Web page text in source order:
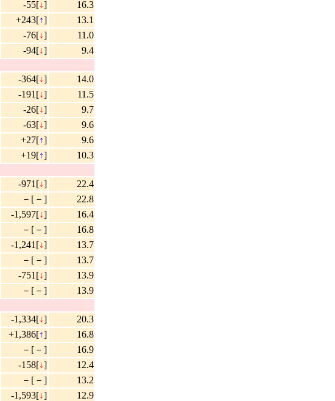
-55[↓]
16.3
+243[↑]
13.1
-76[↓]
11.0
-94[↓]
9.4
-364[↓]
14.0
-191[↓]
11.5
-26[↓]
9.7
-63[↓]
9.6
+27[↑]
9.6
+19[↑]
10.3
-971[↓]
22.4
－[－]
22.8
-1,597[↓]
16.4
－[－]
16.8
-1,241[↓]
13.7
－[－]
13.7
-751[↓]
13.9
－[－]
13.9
-1,334[↓]
20.3
+1,386[↑]
16.8
－[－]
16.9
-158[↓]
12.4
－[－]
13.2
-1,593[↓]
12.9